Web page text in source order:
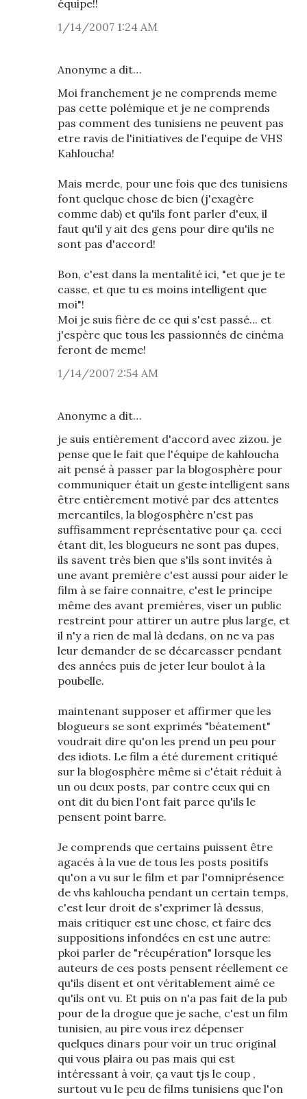
équipe!!
1/14/2007 1:24 AM
Anonyme a dit…
Moi franchement je ne comprends meme
pas cette polémique et je ne comprends
pas comment des tunisiens ne peuvent pas
etre ravis de l'initiatives de l'equipe de VHS
Kahloucha!
Mais merde, pour une fois que des tunisiens
font quelque chose de bien (j'exagère
comme dab) et qu'ils font parler d'eux, il
faut qu'il y ait des gens pour dire qu'ils ne
sont pas d'accord!
Bon, c'est dans la mentalité ici, "et que je te
casse, et que tu es moins intelligent que
moi"!
Moi je suis fière de ce qui s'est passé... et
j'espère que tous les passionnés de cinéma
feront de meme!
1/14/2007 2:54 AM
Anonyme a dit…
je suis entièrement d'accord avec zizou. je
pense que le fait que l'équipe de kahloucha
ait pensé à passer par la blogosphère pour
communiquer était un geste intelligent sans
être entièrement motivé par des attentes
mercantiles, la blogosphère n'est pas
suffisamment représentative pour ça. ceci
étant dit, les blogueurs ne sont pas dupes,
ils savent très bien que s'ils sont invités à
une avant première c'est aussi pour aider le
film à se faire connaitre, c'est le principe
même des avant premières, viser un public
restreint pour attirer un autre plus large, et
il n'y a rien de mal là dedans, on ne va pas
leur demander de se décarcasser pendant
des années puis de jeter leur boulot à la
poubelle.
maintenant supposer et affirmer que les
blogueurs se sont exprimés "béatement"
voudrait dire qu'on les prend un peu pour
des idiots. Le film a été durement critiqué
sur la blogosphère même si c'était réduit à
un ou deux posts, par contre ceux qui en
ont dit du bien l'ont fait parce qu'ils le
pensent point barre.
Je comprends que certains puissent être
agacés à la vue de tous les posts positifs
qu'on a vu sur le film et par l'omniprésence
de vhs kahloucha pendant un certain temps,
c'est leur droit de s'exprimer là dessus,
mais critiquer est une chose, et faire des
suppositions infondées en est une autre:
pkoi parler de "récupération" lorsque les
auteurs de ces posts pensent réellement ce
qu'ils disent et ont véritablement aimé ce
qu'ils ont vu. Et puis on n'a pas fait de la pub
pour de la drogue que je sache, c'est un film
tunisien, au pire vous irez dépenser
quelques dinars pour voir un truc original
qui vous plaira ou pas mais qui est
intéressant à voir, ça vaut tjs le coup ,
surtout vu le peu de films tunisiens que l'on